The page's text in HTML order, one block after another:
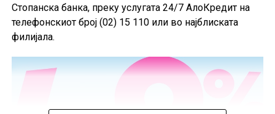
Стопанска банка, преку услугата 24/7 АлоКредит на
телефонскиот број (02) 15 110 или во најблиската
филијала.